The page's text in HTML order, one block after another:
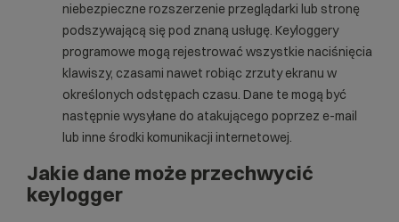
niebezpieczne rozszerzenie przeglądarki lub stronę
podszywającą się pod znaną usługę. Keyloggery
programowe mogą rejestrować wszystkie naciśnięcia
klawiszy, czasami nawet robiąc zrzuty ekranu w
określonych odstępach czasu. Dane te mogą być
następnie wysyłane do atakującego poprzez e-mail
lub inne środki komunikacji internetowej.
Jakie dane może przechwycić
keylogger